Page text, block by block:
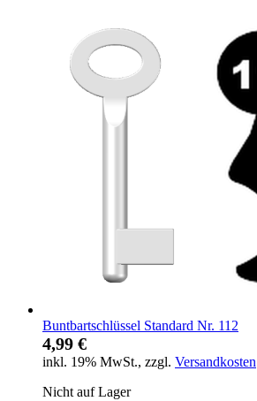
Buntbartschlüssel Standard Nr. 112
4,99 €
inkl. 19% MwSt., zzgl. Versandkosten
Nicht auf Lager